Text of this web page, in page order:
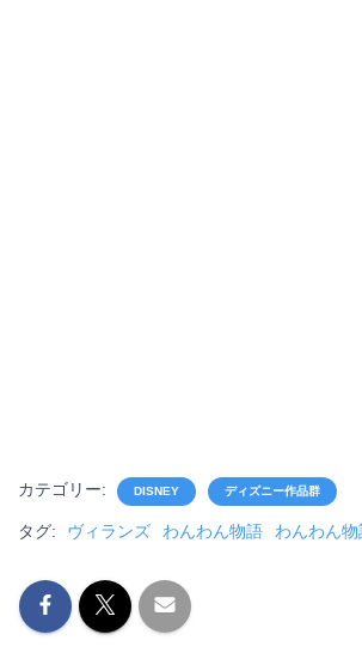
カテゴリー: DISNEY ディズニー作品群
タグ: ヴィランズ わんわん物語 わんわん